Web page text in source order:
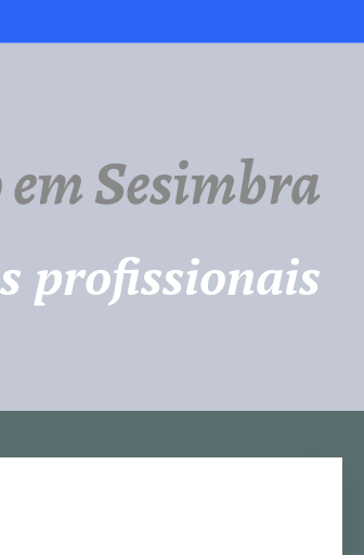
Sesimbra
profissionais